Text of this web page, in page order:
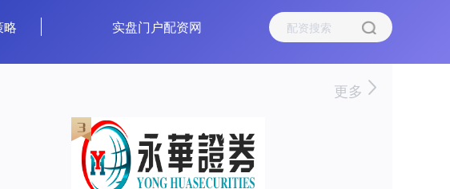
略 实盘门户配资网
更多